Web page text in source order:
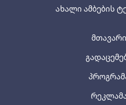
ახალი ამბების
მთავარი